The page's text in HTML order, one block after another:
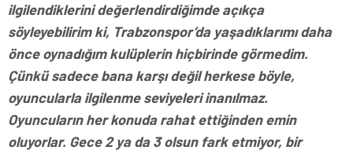
ilgilendiklerini değerlendirdiğimde açıkça
söyleyebilirim ki, Trabzonspor’da yaşadıklarımı daha
önce oynadığım kulüplerin hiçbirinde görmedim.
Çünkü sadece bana karşı değil herkese böyle,
oyuncularla ilgilenme seviyeleri inanılmaz.
Oyuncuların her konuda rahat ettiğinden emin
oluyorlar. Gece 2 ya da 3 olsun fark etmiyor, bir